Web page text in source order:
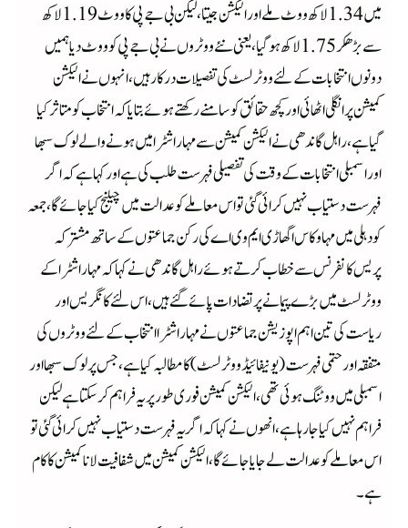
میں1.34لاکھ ووٹ ملے اورالیکشن جیتا،لیکن بی جے پی کا ووٹ 1.19لاکھ
سے بڑھکر1.75لاکھ ہوگیا،یعنی نئے ووٹروں نے بی جے پی کو ووٹ دیا ہمیں
دونوں انتخابات کے لئے ووٹر لسٹ کی تفصیلات درکار ہیں،انہوں نے الیکشن
کمیشن پر انگلی اٹھائی اور کچھ حقائق کو سامنے رکھتے ہوئے بتایا کہ انتخاب کو متاثر کیا
گیا ہے،راہل گاندھی نے الیکشن کمیشن سے مہاراشٹرا میں ہونے والے لوک سبھا
اور اسمبلی انتخابات کے وقت کی تفصیلی فہرست طلب کی ہے اور کہاہے کہ اگر
فہرست دستیاب نہیں کرائی گئی تواس معاملے کو عدالت میں چیلنج کیاجائے گا،جمعہ
کو دہلی میں مہا وکاس اگھاڑی ایم وی اے کی رکن جماعتوں کے ساتھ مشترکہ
پریس کانفرنس سے خطاب کرتے ہوئے راہل گا ندھی نے کہا کہ مہاراشٹرا کے
ووٹرلسٹ میں بڑے پیمانے پر تضادات پائے گئے ہیں،اس لئے کانگریس اور
ریاست کی تین اہم اپوزیشن جماعتوں نے مہاراشٹرا انتخاب کےلئے ووٹروں کی
متفقہ اور حتمی فہرست(یونیفائیڈ ووٹرلسٹ) کا مطالبہ کیا ہے،جس پر لوک سبھا اور
اسمبلی میں ووٹنگ ہوئی تھی،الیکشن کمیشن فوری طور پر یہ فراہم کرسکتاہے لیکن
فراہم نہیں کیا جارہاہے،انھوں نے کہا کہ اگر یہ فہرست دستیاب نہیں کرائی گئی تو
اس معاملے کو عدالت لے جایا جائے گا،الیکشن کمیشن میں شفافیت لانا کمیشن کا کام
ہے۔